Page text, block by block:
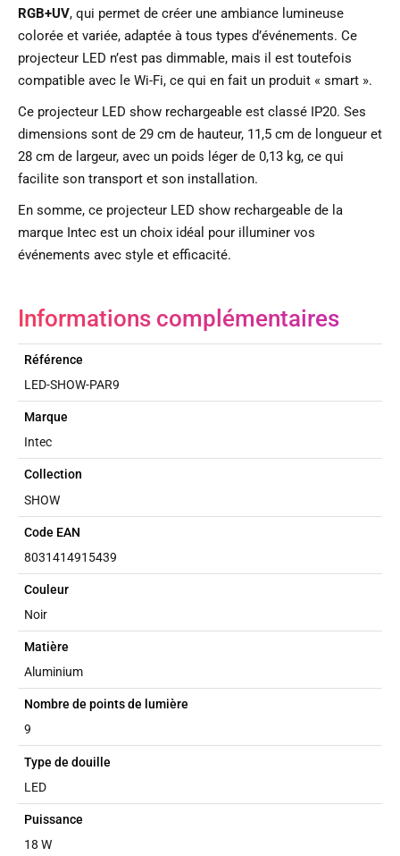
RGB+UV, qui permet de créer une ambiance lumineuse
colorée et variée, adaptée à tous types d’événements. Ce
projecteur LED n’est pas dimmable, mais il est toutefois
compatible avec le Wi-Fi, ce qui en fait un produit « smart ».
Ce projecteur LED show rechargeable est classé IP20. Ses
dimensions sont de 29 cm de hauteur, 11,5 cm de longueur et
28 cm de largeur, avec un poids léger de 0,13 kg, ce qui
facilite son transport et son installation.
En somme, ce projecteur LED show rechargeable de la
marque Intec est un choix idéal pour illuminer vos
événements avec style et efficacité.
Informations complémentaires
Référence
LED-SHOW-PAR9
Marque
Intec
Collection
SHOW
Code EAN
8031414915439
Couleur
Noir
Matière
Aluminium
Nombre de points de lumière
9
Type de douille
LED
Puissance
18 W